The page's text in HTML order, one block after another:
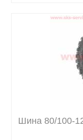
Шина 80/100-